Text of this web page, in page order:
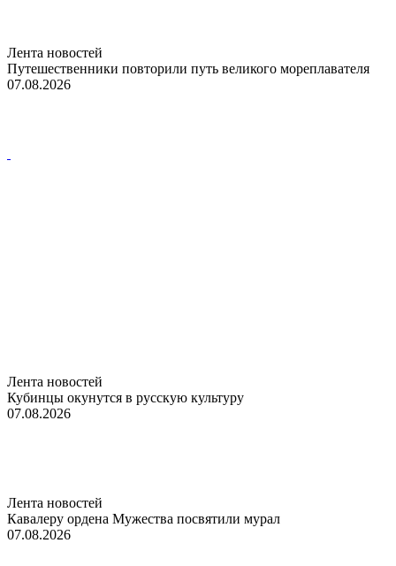
Лента новостей
Путешественники повторили путь великого мореплавателя
07.08.2026
Лента новостей
Кубинцы окунутся в русскую культуру
07.08.2026
Лента новостей
Кавалеру ордена Мужества посвятили мурал
07.08.2026